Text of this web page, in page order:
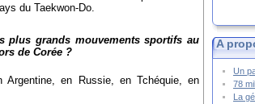
du Taekwon-Do.
plus grands mouvements sportifs au
de Corée ?
Argentine, en Russie, en Tchéquie, en
A
Un
78
La